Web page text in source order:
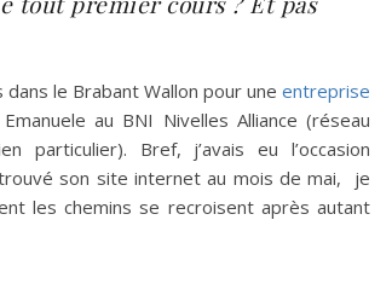
dans le Brabant Wallon pour uneentreprise
au BNI Nivelles Alliance (réseau
particulier). Bref, j’avais eu l’occasion
son site internet au mois de mai, je
les chemins se recroisent après autant